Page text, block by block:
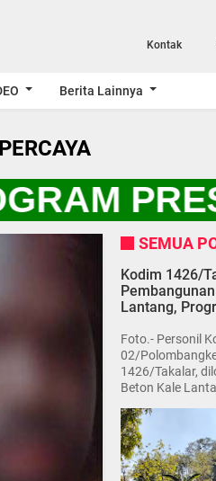
Kontak
Berita Lainnya
SEMUA
Kodim 1426/
Lantang,
Foto.- Personil
02/
1426/Takalar,
Beton Kale